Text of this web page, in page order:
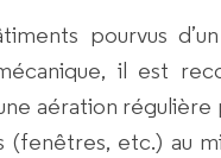
pourvus
il est
aération régulière
(fenêtres, etc.) au